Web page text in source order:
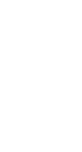
Cuando se trata
Responsible
demás. Seguir
Entender que
conducir y